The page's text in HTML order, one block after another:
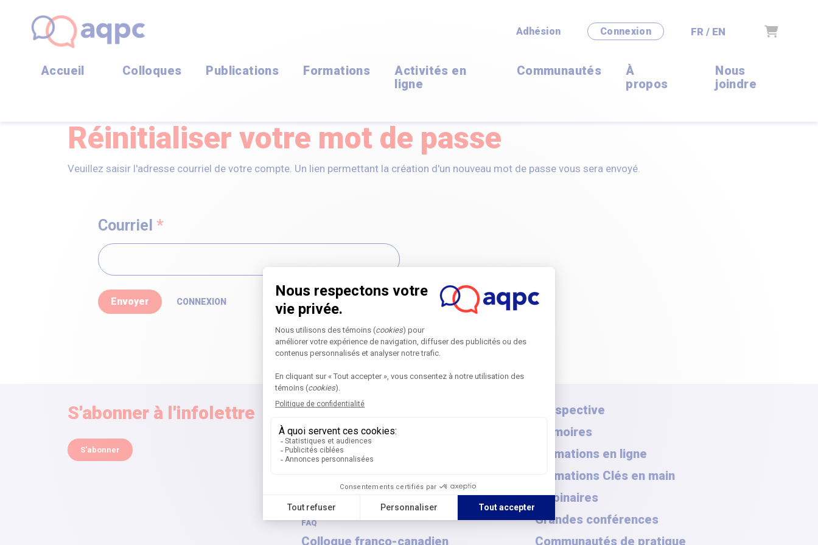
Adhésion Connexion FR / EN Panier
Accueil Colloques Publications Formations
Activités en
ligne
Communautés
À
propos
Nous
joindre
Réinitialiser votre mot de passe
Veuillez saisir l'adresse courriel de votre compte. Un lien permettant la création d'un nouveau mot de passe vous sera envoyé.
Courriel *
CONNEXION
S'abonner à l'infolettre
S'abonner
Accueil
Colloque annuel
Prochaine édition
Devenir partenaire
Les prix AQPC
FAQ
Colloque franco-canadien
Prospective
Mémoires
Formations en ligne
Formations Clés en main
Webinaires
Grandes conférences
Communautés de pratique